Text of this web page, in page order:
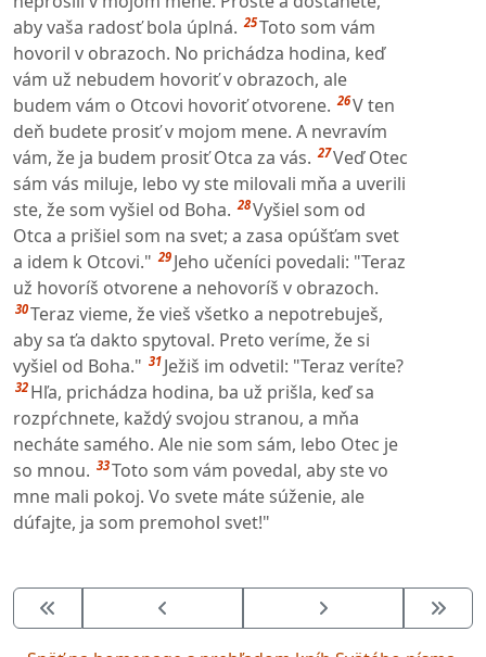
aby vaša radosť bola úplná. 25Toto som vám
hovoril v obrazoch. No prichádza hodina, keď
vám už nebudem hovoriť v obrazoch, ale
budem vám o Otcovi hovoriť otvorene. 26V ten
deň budete prosiť v mojom mene. A nevravím
vám, že ja budem prosiť Otca za vás. 27Veď Otec
sám vás miluje, lebo vy ste milovali mňa a uverili
ste, že som vyšiel od Boha. 28Vyšiel som od
Otca a prišiel som na svet; a zasa opúšťam svet
a idem k Otcovi." 29 Jeho učeníci povedali: "Teraz
už hovoríš otvorene a nehovoríš v obrazoch.
30Teraz vieme, že vieš všetko a nepotrebuješ,
aby sa ťa dakto spytoval. Preto veríme, že si
vyšiel od Boha." 31 Ježiš im odvetil: "Teraz veríte?
32 Hľa, prichádza hodina, ba už prišla, keď sa
rozpŕchnete, každý svojou stranou, a mňa
necháte samého. Ale nie som sám, lebo Otec je
so mnou. 33Toto som vám povedal, aby ste vo
mne mali pokoj. Vo svete máte súženie, ale
dúfajte, ja som premohol svet!"